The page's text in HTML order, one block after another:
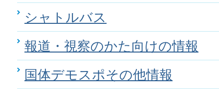
シャトルバス
報道・視察のかた向けの情報
国体デモスポその他情報